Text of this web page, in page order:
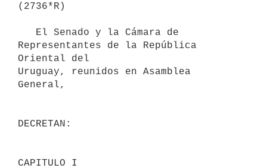
(2736*R)
Representantes de la República
Oriental del
Uruguay, reunidos en Asamblea
General,
DECRETAN: